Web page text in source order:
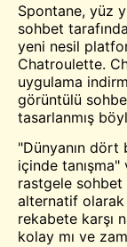
Spontane, yüz
sohbet
yeni nesil
Chatroulette.
uygulama
görüntülü
tasarlanmış
"Dünyanın dört
içinde
rastgele sohbet
alternatif olarak
rekabete karşı
kolay mı ve